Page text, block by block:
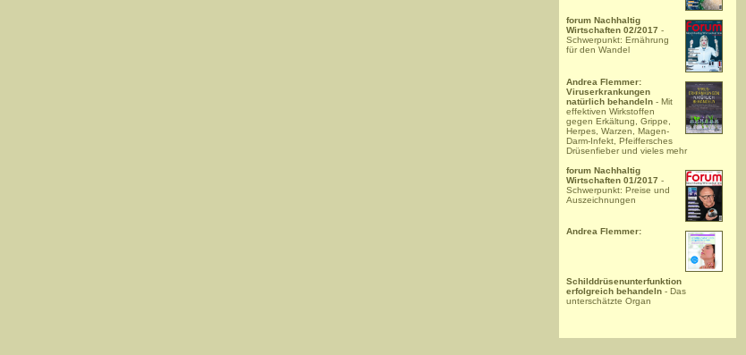
forum Nachhaltig
Wirtschaften 02/2017 -
Schwerpunkt: Ernährung
für den Wandel
Andrea Flemmer:
Viruserkrankungen
natürlich behandeln - Mit
effektiven Wirkstoffen
gegen Erkältung, Grippe,
Herpes, Warzen, Magen-
Darm-Infekt, Pfeiffersches
Drüsenfieber und vieles mehr
forum Nachhaltig
Wirtschaften 01/2017 -
Schwerpunkt: Preise und
Auszeichnungen
Andrea Flemmer:
Schilddrüsenunterfunktion
erfolgreich behandeln - Das
unterschätzte Organ